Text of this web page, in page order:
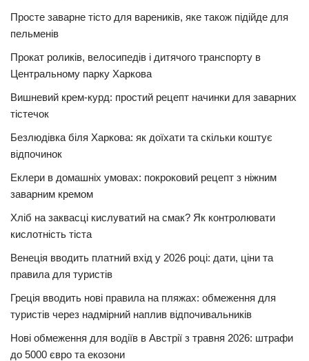
Просте заварне тісто для вареників, яке також підійде для
пельменів
Прокат роликів, велосипедів і дитячого транспорту в
Центральному парку Харкова
Вишневий крем-курд: простий рецепт начинки для заварних
тістечок
Безлюдівка біля Харкова: як доїхати та скільки коштує
відпочинок
Еклери в домашніх умовах: покроковий рецепт з ніжним
заварним кремом
Хліб на заквасці кислуватий на смак? Як контролювати
кислотність тіста
Венеція вводить платний вхід у 2026 році: дати, ціни та
правила для туристів
Греція вводить нові правила на пляжах: обмеження для
туристів через надмірний наплив відпочивальників
Нові обмеження для водіїв в Австрії з травня 2026: штрафи
до 5000 євро та екозони